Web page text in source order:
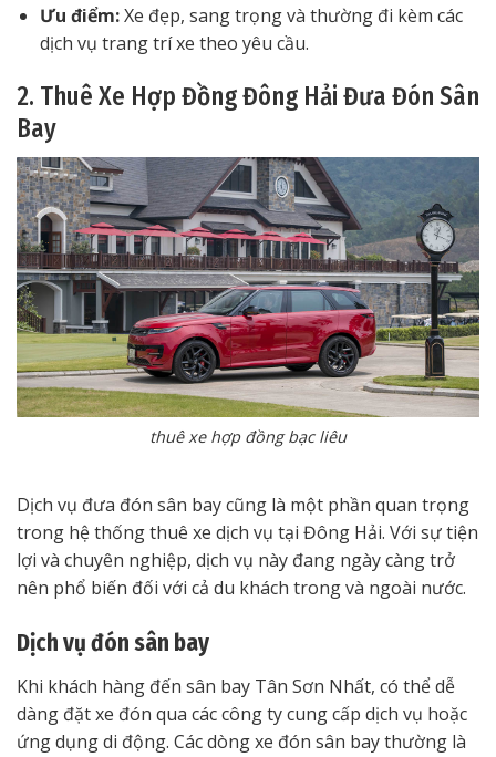
Ưu điểm:Xe đẹp, sang trọng và thường đi kèm các
dịch vụ trang trí xe theo yêu cầu.
2. Thuê Xe Hợp Đồng Đông Hải Đưa Đón Sân
Bay
thuê xe hợp đồng bạc liêu
Dịch vụ đưa đón sân bay cũng là một phần quan trọng
trong hệ thống thuê xe dịch vụ tại Đông Hải. Với sự tiện
lợi và chuyên nghiệp, dịch vụ này đang ngày càng trở
nên phổ biến đối với cả du khách trong và ngoài nước.
Dịch vụ đón sân bay
Khi khách hàng đến sân bay Tân Sơn Nhất, có thể dễ
dàng đặt xe đón qua các công ty cung cấp dịch vụ hoặc
ứng dụng di động. Các dòng xe đón sân bay thường là